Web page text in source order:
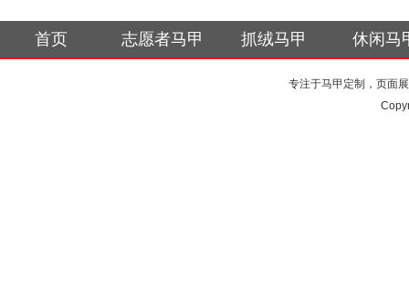
首页 志愿者马甲 抓绒马甲 休闲马
专注于马甲定制，页面